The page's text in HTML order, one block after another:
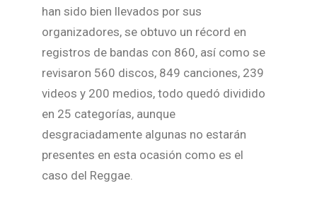
han sido bien llevados por sus
organizadores, se obtuvo un récord en
registros de bandas con 860, así como se
revisaron 560 discos, 849 canciones, 239
videos y 200 medios, todo quedó dividido
en 25 categorías, aunque
desgraciadamente algunas no estarán
presentes en esta ocasión como es el
caso del Reggae.